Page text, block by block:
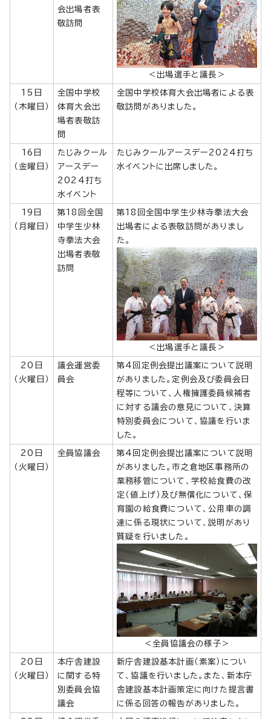
会出場者表
敬訪問
＜出場選手と議長＞
15日
（木曜日）
全国中学校
体育大会出
場者表敬訪
問
全国中学校体育大会出場者による表
敬訪問がありました。
16日
（金曜日）
たじみクール
アースデー
2024打ち
水イベント
たじみクールアースデー2024打ち
水イベントに出席しました。
19日
（月曜日）
第18回全国
中学生少林
寺拳法大会
出場者表敬
訪問
第18回全国中学生少林寺拳法大会
出場者による表敬訪問がありまし
た。
＜出場選手と議長＞
20日
（火曜日）
議会運営委
員会
第4回定例会提出議案について説明
がありました。定例会及び委員会日
程等について、人権擁護委員候補者
に対する議会の意見について、決算
特別委員会について、協議を行いま
した。
20日
（火曜日）
全員協議会
第4回定例会提出議案について説明
がありました。市之倉地区事務所の
業務移管について、学校給食費の改
定（値上げ）及び無償化について、保
育園の給食費について、公用車の調
達に係る現状について、説明があり
質疑を行いました。
＜全員協議会の様子＞
20日
（火曜日）
本庁舎建設
に関する特
別委員会協
議会
新庁舎建設基本計画（素案）につい
て、協議を行いました。また、新本庁
舎建設基本計画策定に向けた提言書
に係る回答の報告がありました。